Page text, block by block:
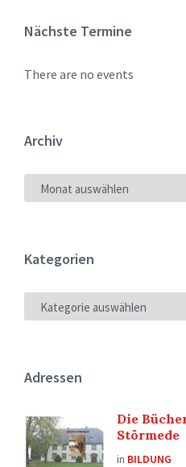
Nächste Termine
There are no events
Archiv
Kategorien
Adressen
Die
Störmede
in BILDUNG